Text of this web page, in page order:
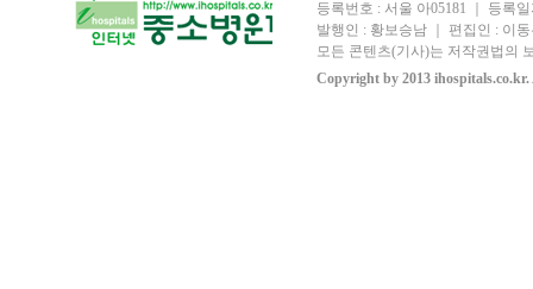
등록번호 : 서울 아05181 ｜ 등록
발행인 : 황보승남 ｜ 편집인 : 이
모든 콘텐츠(기사)는 저작권법의
Copyright by 2013 ihospitals.co.kr.